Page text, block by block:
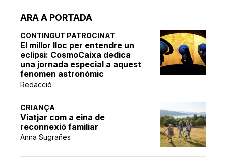
ARA A PORTADA
CONTINGUT PATROCINAT
El millor lloc per entendre un
eclipsi: CosmoCaixa dedica
una jornada especial a aquest
fenomen astronòmic
Redacció
CRIANÇA
Viatjar com a eina de
reconnexió familiar
Anna Sugrañes